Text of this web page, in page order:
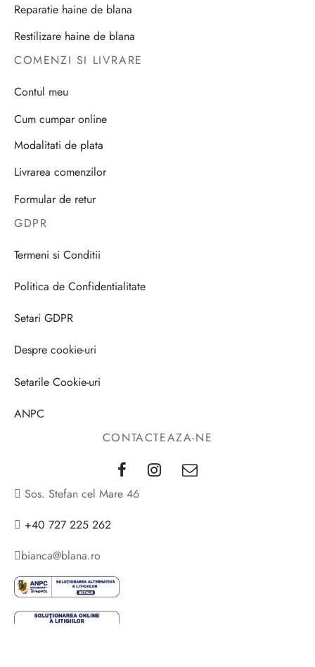
Reparatie haine de blana
Restilizare haine de blana
COMENZI SI LIVRARE
Contul meu
Cum cumpar online
Modalitati de plata
Livrarea comenzilor
Formular de retur
GDPR
Termeni si Conditii
Politica de Confidentialitate
Setari GDPR
Despre cookie-uri
Setarile Cookie-uri
ANPC
CONTACTEAZA-NE
Sos. Stefan cel Mare 46
+40 727 225 262
bianca@blana.ro